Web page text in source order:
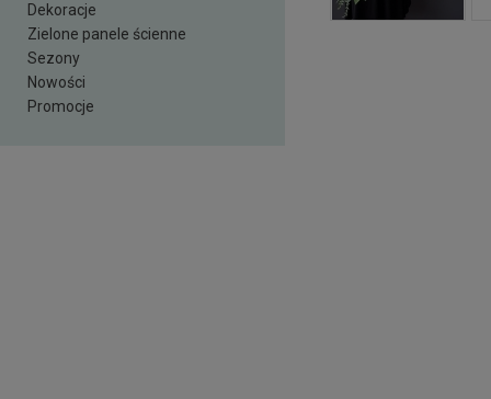
Dekoracje
Zielone panele ścienne
Sezony
Nowości
Promocje